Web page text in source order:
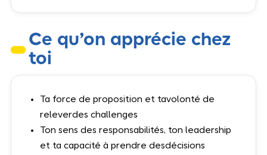
Ce qu’on apprécie chez
toi
Ta force de proposition et tavolonté de
releverdes challenges
Ton sens des responsabilités, ton leadership
et ta capacité à prendre desdécisions